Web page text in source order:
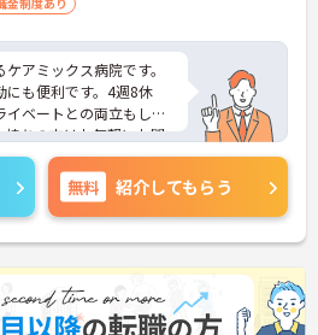
アミックス病院です。
にも便利です。4週8休
ベートとの両立もしや
ちの方はお気軽にお問
無料 紹介してもらう